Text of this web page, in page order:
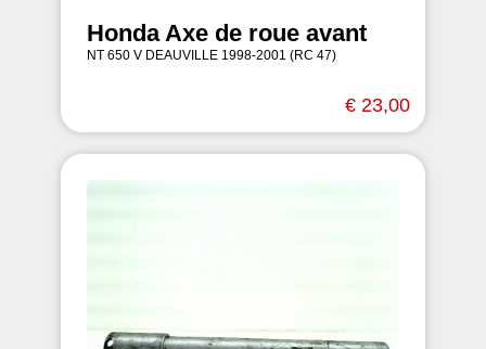
Honda Axe de roue avant
NT 650 V DEAUVILLE 1998-2001 (RC 47)
€ 23,00